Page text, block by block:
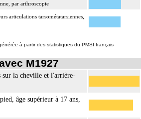
par arthroscopie
articulations tarsométatarsiennes,
à partir des statistiques du PMSI français
M1927
sur la cheville et l'arrière-
âge supérieur à 17 ans,